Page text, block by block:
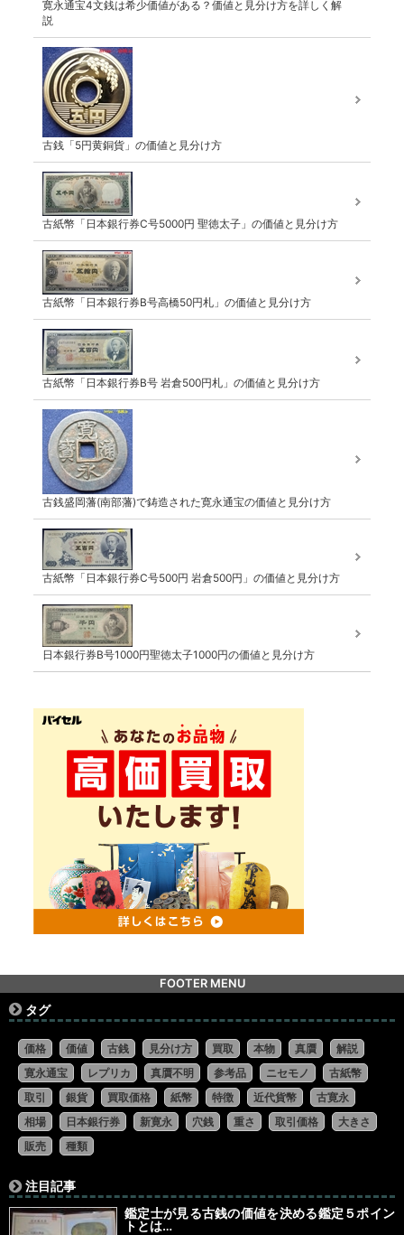
寛永通宝4文銭は希少価値がある？価値と見分け方を詳しく解
説
古銭「5円黄銅貨」の価値と見分け方
古紙幣「日本銀行券C号5000円 聖徳太子」の価値と見分け方
古紙幣「日本銀行券B号高橋50円札」の価値と見分け方
古紙幣「日本銀行券B号 岩倉500円札」の価値と見分け方
古銭盛岡藩(南部藩)で鋳造された寛永通宝の価値と見分け方
古紙幣「日本銀行券C号500円 岩倉500円」の価値と見分け方
日本銀行券B号1000円聖徳太子1000円の価値と見分け方
FOOTER MENU
タグ
価格 価値 古銭 見分け方 買取 本物 真贋
解説
寛永通宝
レプリカ 真贋不明 参考品 ニセモノ
古紙幣
取引
銀貨 買取価格 紙幣 特徴 近代貨幣
古寛永
相場
日本銀行券 新寛永 穴銭 重さ 取引価格
大きさ
販売
種類
注目記事
鑑定士が見る古銭の価値を決める鑑定５ポイン
トとは…